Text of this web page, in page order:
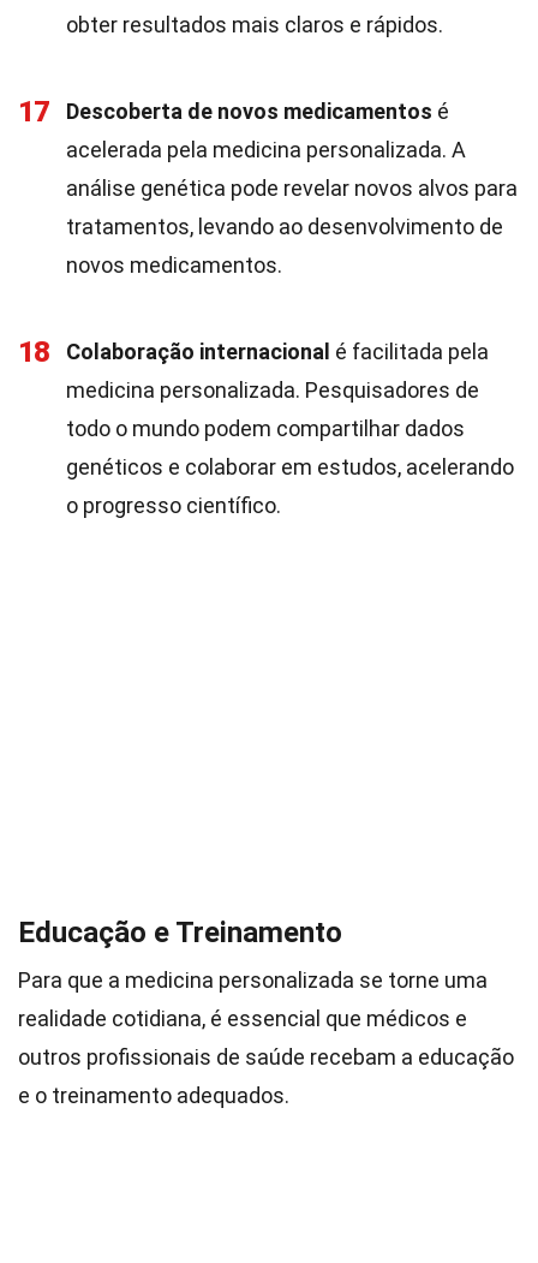
obter resultados mais claros e rápidos.
17 Descoberta de novos medicamentos é
acelerada pela medicina personalizada. A
análise genética pode revelar novos alvos para
tratamentos, levando ao desenvolvimento de
novos medicamentos.
18 Colaboração internacional é facilitada pela
medicina personalizada. Pesquisadores de
todo o mundo podem compartilhar dados
genéticos e colaborar em estudos, acelerando
o progresso científico.
Educação e Treinamento
Para que a medicina personalizada se torne uma
realidade cotidiana, é essencial que médicos e
outros profissionais de saúde recebam a educação
e o treinamento adequados.